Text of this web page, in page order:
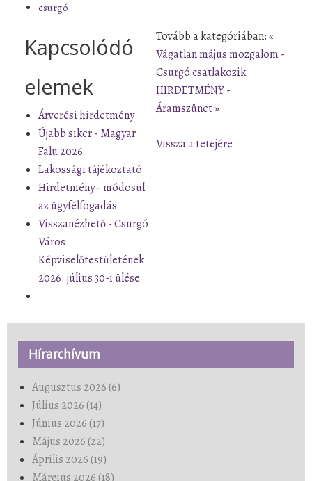
csurgó
Kapcsolódó
elemek
Árverési hirdetmény
Újabb siker - Magyar
Falu 2026
Lakossági tájékoztató
Hirdetmény - módosul
az ügyfélfogadás
Visszanézhető - Csurgó
Város
Képviselőtestületének
2026. július 30-i ülése
Tovább a kategóriában:«
Vágatlan május mozgalom -
Csurgó csatlakozik
HIRDETMÉNY -
Áramszünet »
Vissza a tetejére
Hírarchívum
Augusztus 2026 (6)
Július 2026 (14)
Június 2026 (17)
Május 2026 (22)
Április 2026 (19)
Március 2026 (18)